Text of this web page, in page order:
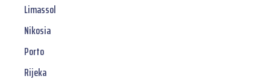
Limassol
Nikosia
Porto
Rijeka